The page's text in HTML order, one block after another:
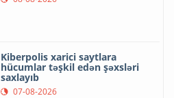
Kiberpolis xarici saytlara
hücumlar təşkil edən şəxsləri
saxlayıb
07-08-2026